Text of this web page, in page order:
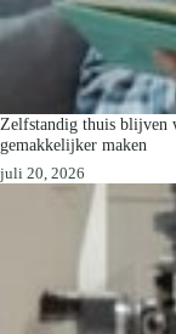
Zelfstandig thuis blijven
gemakkelijker maken
juli 20, 2026